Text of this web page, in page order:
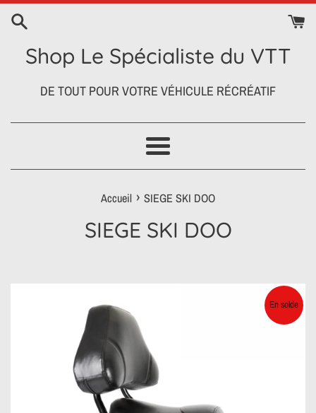
Passer
contenuShop Le Spécialiste du VTT
DE TOUT POUR VOTRE VÉHICULE RÉCRÉATIF
Menu
Accueil › SIEGE SKI DOO
SIEGE SKI DOO
En solde